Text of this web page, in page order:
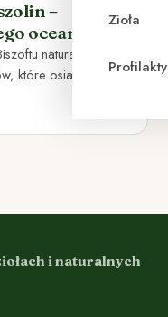
Zioła
–
oceanu?
naturalnego.
które osiadły w
i naturalnych